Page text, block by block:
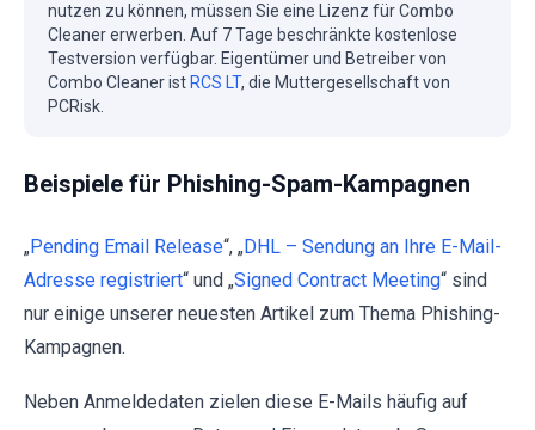
nutzen zu können, müssen Sie eine Lizenz für Combo
Cleaner erwerben. Auf 7 Tage beschränkte kostenlose
Testversion verfügbar. Eigentümer und Betreiber von
Combo Cleaner ist RCS LT, die Muttergesellschaft von
PCRisk.
Beispiele für Phishing-Spam-Kampagnen
„Pending Email Release“, „DHL – Sendung an Ihre E-Mail-
Adresse registriert“ und „Signed Contract Meeting“ sind
nur einige unserer neuesten Artikel zum Thema Phishing-
Kampagnen.
Neben Anmeldedaten zielen diese E-Mails häufig auf